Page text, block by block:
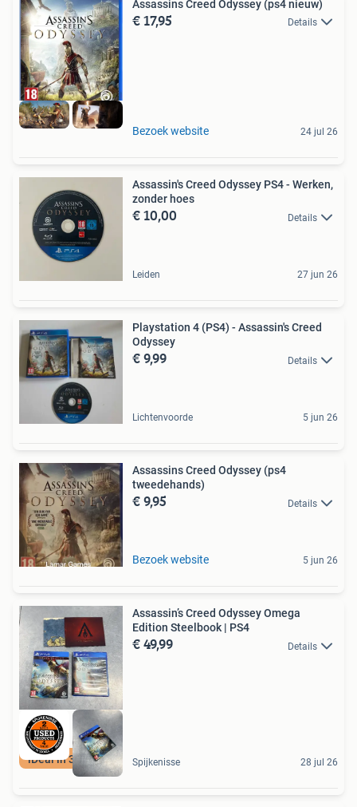
Assassins Creed Odyssey (ps4 nieuw)
€ 17,95 Details
Bezoek website 24 jul 26
Assassin's Creed Odyssey PS4 - Werken,
zonder hoes
€ 10,00 Details
Leiden 27 jun 26
Playstation 4 (PS4) - Assassin's Creed
Odyssey
€ 9,99 Details
Lichtenvoorde 5 jun 26
Assassins Creed Odyssey (ps4
tweedehands)
€ 9,95 Details
Bezoek website 5 jun 26
iDeal in 3 termijn
Assassin’s Creed Odyssey Omega
Edition Steelbook | PS4
€ 49,99 Details
Spijkenisse 28 jul 26